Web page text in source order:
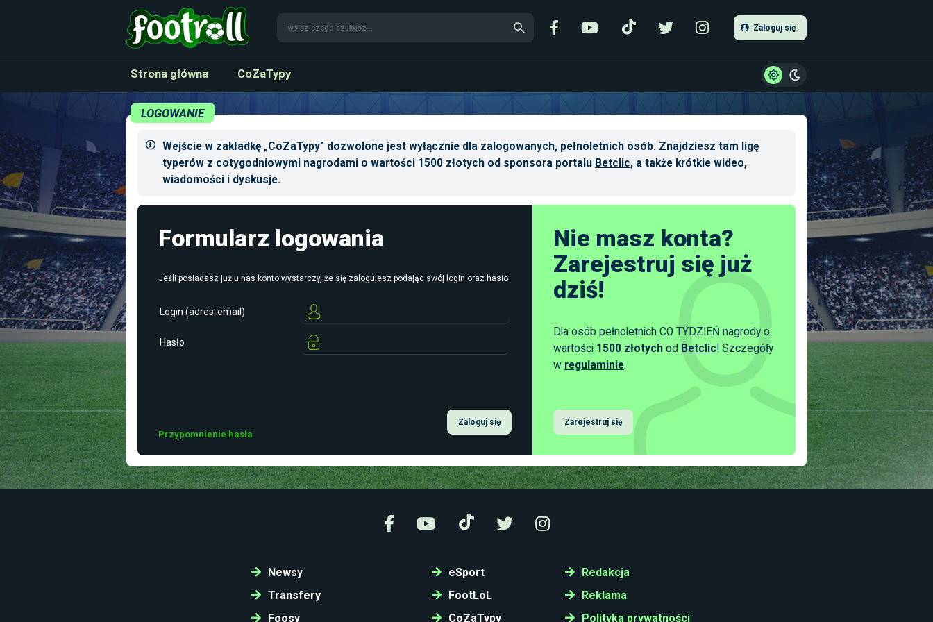
Zaloguj się
Strona główna CoZaTypy
LOGOWANIE
Wejście w zakładkę „CoZaTypy” dozwolone jest wyłącznie dla zalogowanych, pełnoletnich osób. Znajdziesz tam ligę
typerów z cotygodniowymi nagrodami o wartości 1500 złotych od sponsora portalu Betclic, a także krótkie wideo,
wiadomości i dyskusje.
Formularz logowania
Jeśli posiadasz już u nas konto wystarczy, że się zalogujesz podając swój login oraz hasło
Login (adres-email)
Hasło
Przypomnienie hasła
Zaloguj się
Nie masz konta?
Zarejestruj się już
dziś!
Dla osób pełnoletnich CO TYDZIEŃ nagrody o
wartości 1500 złotychod Betclic! Szczegóły
w regulaminie.
Zarejestruj się
Newsy
Transfery
Foosy
eSport
FootLoL
CoZaTypy
Redakcja
Reklama
Polityka prywatności